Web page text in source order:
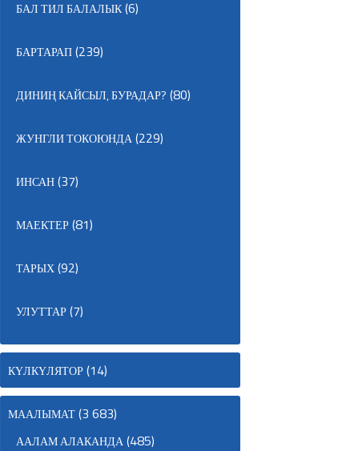
БАЛ ТИЛ БАЛАЛЫК(6)
БАРТАРАП(239)
ДИНИҢ КАЙСЫЛ, БУРАДАР? (80)
ЖУНГЛИ ТОКОЮНДА(229)
ИНСАН(37)
МАЕКТЕР(81)
ТАРЫХ(92)
УЛУТТАР(7)
КҮЛКҮЛЯТОР(14)
МААЛЫМАТ(3 683)
ААЛАМ АЛАКАНДА(485)